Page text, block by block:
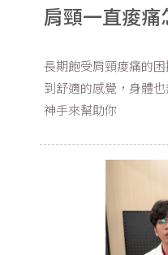
肩頸一直痠痛
長期飽受肩頸痠痛的
到舒適的感覺，身體
神手來幫助你